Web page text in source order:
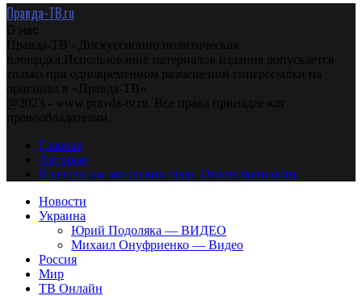
Правда-ТВ.ru
О нас
Правда-ТВ - Дискуссионно политическая
площадка.Использование материалов издания допускается
только при одновременном размещении гиперссылки на
оригинал в «Правда-ТВ»
@2023 - www.pravda-tv.ru. Все права принадлежат
правообладателям.
Главная
Авторам
Владельцам авторских прав. Ответственности.
Новости
Украина
Юрий Подоляка — ВИДЕО
Михаил Онуфриенко — Видео
Россия
Мир
ТВ Онлайн